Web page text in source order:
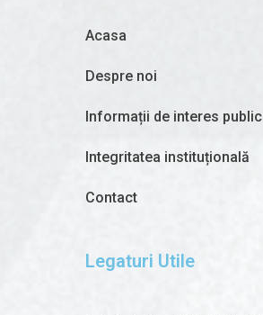
Acasa
Despre noi
Informații de interes public
Integritatea instituțională
Contact
Legaturi Utile